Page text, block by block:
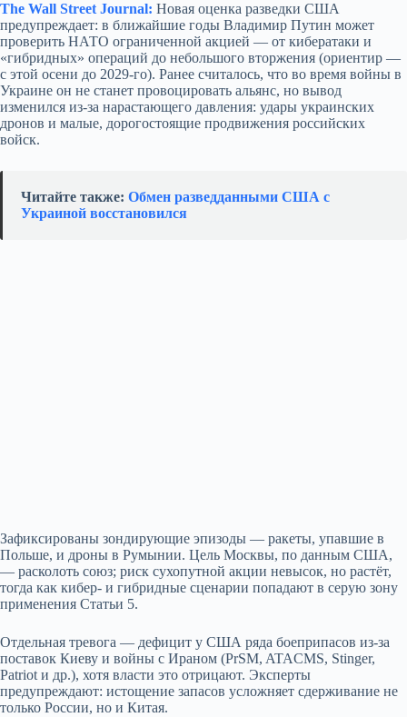
The Wall Street Journal: Новая оценка разведки США
предупреждает: в ближайшие годы Владимир Путин может
проверить НАТО ограниченной акцией — от кибератаки и
«гибридных» операций до небольшого вторжения (ориентир —
с этой осени до 2029‑го). Ранее считалось, что во время войны в
Украине он не станет провоцировать альянс, но вывод
изменился из‑за нарастающего давления: удары украинских
дронов и малые, дорогостоящие продвижения российских
войск.
Читайте также: Обмен разведданными США с
Украиной восстановился
Зафиксированы зондирующие эпизоды — ракеты, упавшие в
Польше, и дроны в Румынии. Цель Москвы, по данным США,
— расколоть союз; риск сухопутной акции невысок, но растёт,
тогда как кибер- и гибридные сценарии попадают в серую зону
применения Статьи 5.
Отдельная тревога — дефицит у США ряда боеприпасов из‑за
поставок Киеву и войны с Ираном (PrSM, ATACMS, Stinger,
Patriot и др.), хотя власти это отрицают. Эксперты
предупреждают: истощение запасов усложняет сдерживание не
только России, но и Китая.